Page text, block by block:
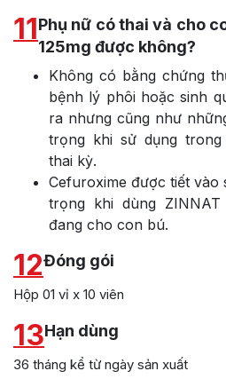
11Phụ nữ có thai và cho
125mg được không?
Không có bằng chứng
bệnh lý phôi hoặc sinh
ra nhưng cũng như
trọng khi sử dụng
thai kỳ.
Cefuroxime được tiết vào
trọng khi dùng
đang cho con bú.
12Đóng gói
Hộp 01 vỉ x 10 viên
13Hạn dùng
36 tháng kể từ ngày sản xuất